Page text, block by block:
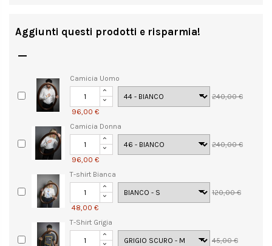
Aggiunti questi prodotti e risparmia!

Camicia Uomo
240,00 €
96,00 €
Camicia Donna
240,00 €
96,00 €
T-shirt Bianca
120,00 €
48,00 €
T-Shirt Grigia
45,00 €